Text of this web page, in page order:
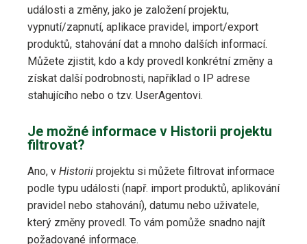
události a změny, jako je založení projektu,
vypnutí/zapnutí, aplikace pravidel, import/export
produktů, stahování dat a mnoho dalších informací.
Můžete zjistit, kdo a kdy provedl konkrétní změny a
získat další podrobnosti, například o IP adrese
stahujícího nebo o tzv. UserAgentovi.
Je možné informace v Historii projektu
filtrovat?
Ano, v Historii projektu si můžete filtrovat informace
podle typu události (např. import produktů, aplikování
pravidel nebo stahování), datumu nebo uživatele,
který změny provedl. To vám pomůže snadno najít
požadované informace.